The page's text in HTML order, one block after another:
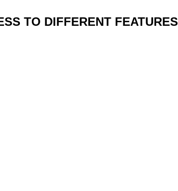
TO DIFFERENT FEATURES